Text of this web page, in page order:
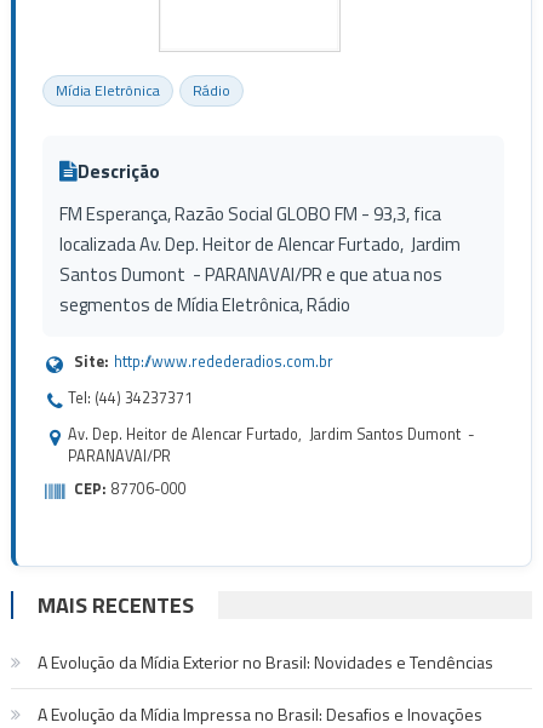
Mídia Eletrônica Rádio
Descrição
FM Esperança, Razão Social GLOBO FM - 93,3, fica
localizada Av. Dep. Heitor de Alencar Furtado, Jardim
Santos Dumont - PARANAVAI/PR e que atua nos
segmentos de Mídia Eletrônica, Rádio
Site: http://www.redederadios.com.br
Tel: (44) 34237371
Av. Dep. Heitor de Alencar Furtado, Jardim Santos Dumont -
PARANAVAI/PR
CEP: 87706-000
MAIS RECENTES
A Evolução da Mídia Exterior no Brasil: Novidades e Tendências
A Evolução da Mídia Impressa no Brasil: Desafios e Inovações